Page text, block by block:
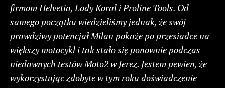
firmom Helvetia, Lody Koral i Proline Tools. Od
samego początku wiedzieliśmy jednak, że swój
prawdziwy potencjał Milan pokaże po przesiadce na
większy motocykl i tak stało się ponownie podczas
niedawnych testów Moto2 w Jerez. Jestem pewien, że
wykorzystując zdobyte w tym roku doświadczenie